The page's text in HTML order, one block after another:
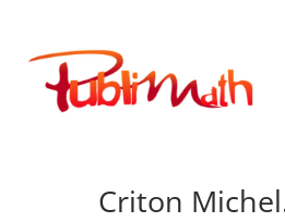
contenu
Publimath
Criton